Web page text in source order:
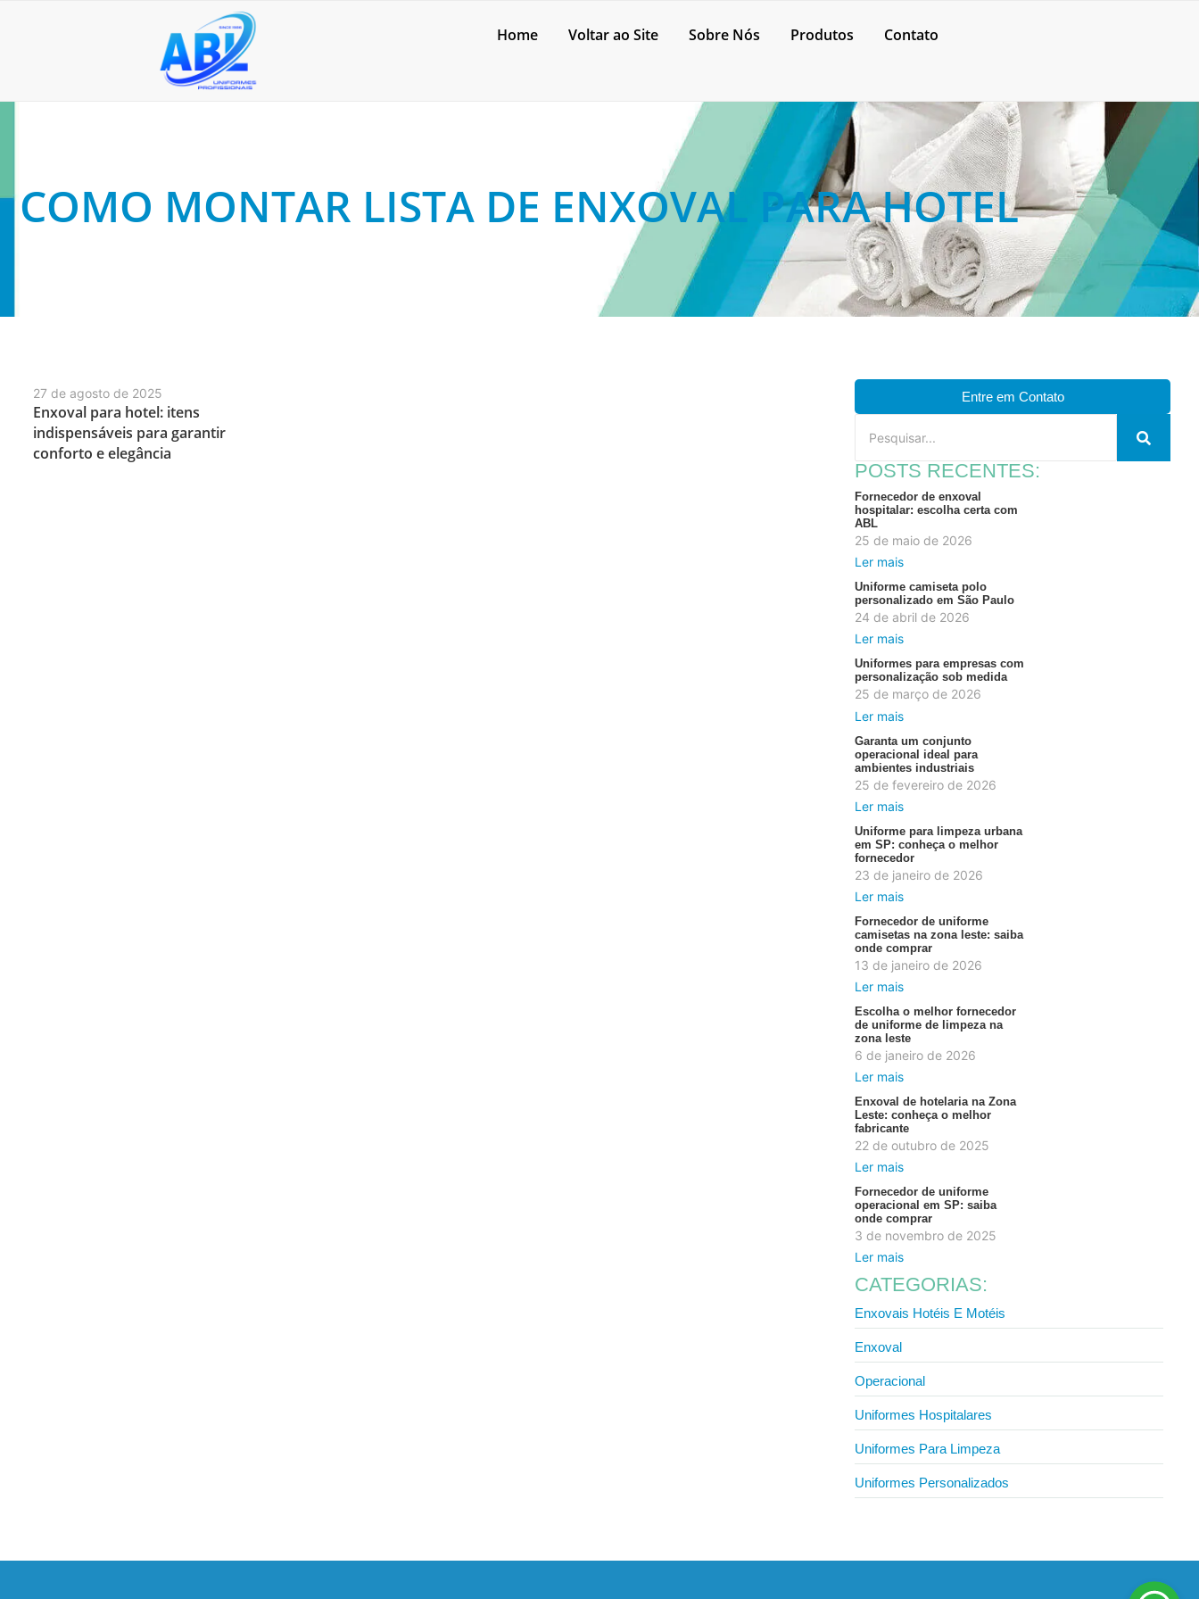
Home Voltar ao Site Sobre Nós Produtos Contato
COMO MONTAR LISTA DE ENXOVAL PARA HOTEL
27 de agosto de 2025
Enxoval para hotel: itens
indispensáveis para garantir
conforto e elegância
Entre em Contato
POSTS RECENTES:
Fornecedor de enxoval
hospitalar: escolha certa com
ABL
25 de maio de 2026
Ler mais
Uniforme camiseta polo
personalizado em São Paulo
24 de abril de 2026
Ler mais
Uniformes para empresas com
personalização sob medida
25 de março de 2026
Ler mais
Garanta um conjunto
operacional ideal para
ambientes industriais
25 de fevereiro de 2026
Ler mais
Uniforme para limpeza urbana
em SP: conheça o melhor
fornecedor
23 de janeiro de 2026
Ler mais
Fornecedor de uniforme
camisetas na zona leste: saiba
onde comprar
13 de janeiro de 2026
Ler mais
Escolha o melhor fornecedor
de uniforme de limpeza na
zona leste
6 de janeiro de 2026
Ler mais
Enxoval de hotelaria na Zona
Leste: conheça o melhor
fabricante
22 de outubro de 2025
Ler mais
Fornecedor de uniforme
operacional em SP: saiba
onde comprar
3 de novembro de 2025
Ler mais
CATEGORIAS:
Enxovais Hotéis E Motéis
Enxoval
Operacional
Uniformes Hospitalares
Uniformes Para Limpeza
Uniformes Personalizados